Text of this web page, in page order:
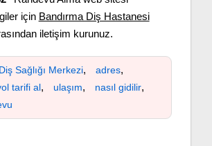
için Bandırma Diş Hastanesi
iletişim kurunuz.
Sağlığı Merkezi, adres,
tarifi al, ulaşım, nasıl gidilir,